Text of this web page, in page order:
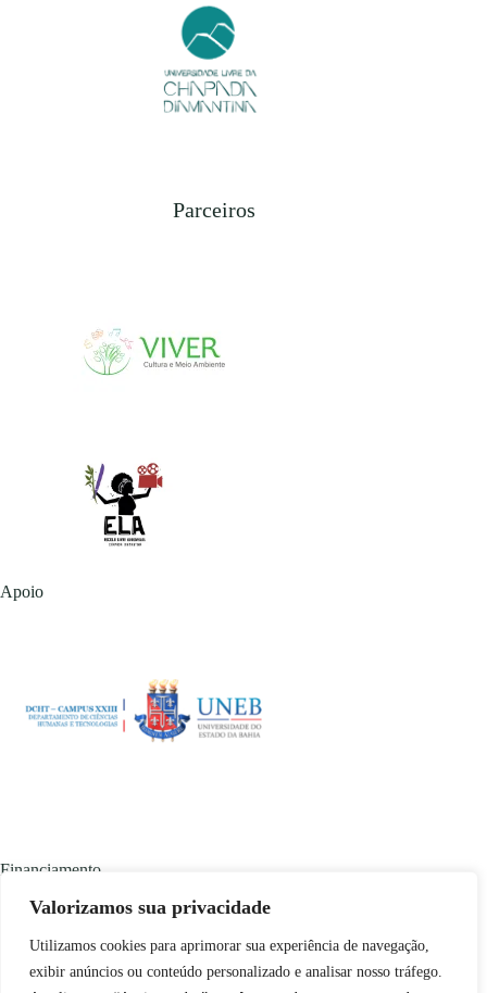
Valorizamos sua privacidade
Utilizamos cookies para aprimorar sua experiência de navegação,
exibir anúncios ou conteúdo personalizado e analisar nosso tráfego.
Parceiros
Apoio
Financiamento